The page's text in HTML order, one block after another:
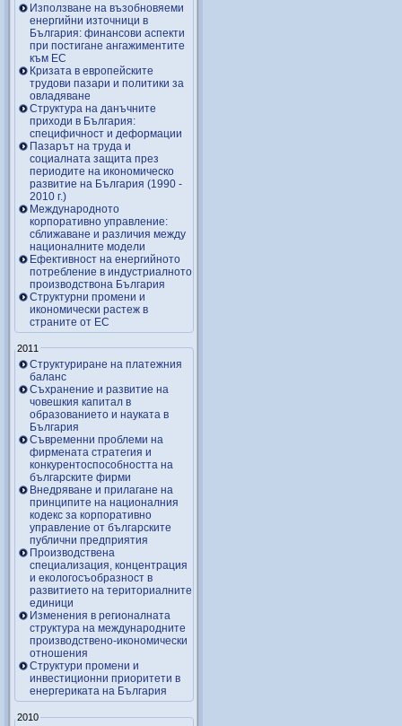
Използване на възобновяеми
енергийни източници в
България: финансови аспекти
при постигане ангажиментите
към ЕС
Кризата в европейските
трудови пазари и политики за
овладяване
Структура на данъчните
приходи в България:
специфичност и деформации
Пазарът на труда и
социалната защита през
периодите на икономическо
развитие на България (1990 -
2010 г.)
Международното
корпоративно управление:
сближаване и различия между
националните модели
Ефективност на енергийното
потребление в индустриалното
производствона България
Структурни промени и
икономически растеж в
страните от ЕС
2011
Структуриране на платежния
баланс
Съхранение и развитие на
човешкия капитал в
образованието и науката в
България
Съвременни проблеми на
фирмената стратегия и
конкурентоспособността на
българските фирми
Внедряване и прилагане на
принципите на националния
кодекс за корпоративно
управление от българските
публични предприятия
Производствена
специализация, концентрация
и екологосъобразност в
развитието на териториалните
единици
Изменения в регионалната
структура на международните
производствено-икономически
отношения
Структури промени и
инвестиционни приоритети в
енергериката на България
2010